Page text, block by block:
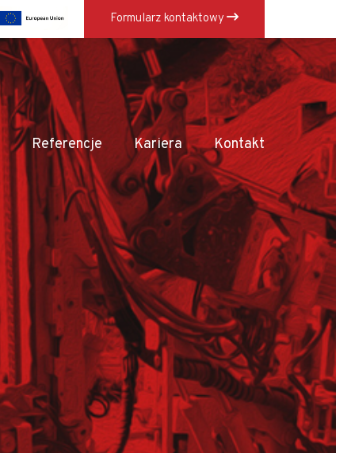
Formularz kontaktowy
Referencje Kariera Kontakt
×